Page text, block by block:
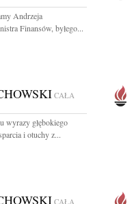
Andrzeja
Finansów, byłego...
CAŁA
wyrazy głębokiego
i otuchy z...
CAŁA